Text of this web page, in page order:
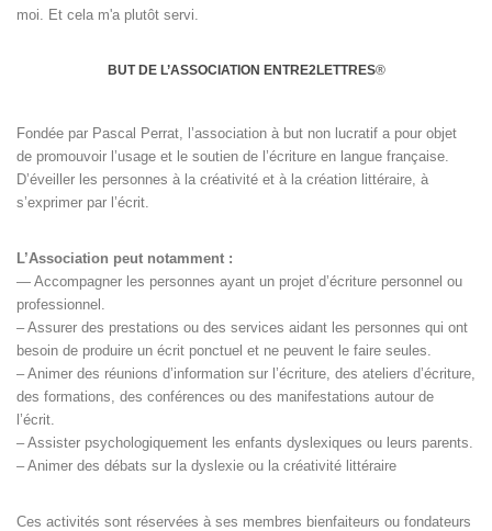
moi. Et cela m'a plutôt servi.
BUT DE L’ASSOCIATION ENTRE2LETTRES®
Fondée par Pascal Perrat, l’association à but non lucratif a pour objet
de promouvoir l’usage et le soutien de l’écriture en langue française.
D’éveiller les personnes à la créativité et à la création littéraire, à
s’exprimer par l’écrit.
L’Association peut notamment :
— Accompagner les personnes ayant un projet d’écriture personnel ou
professionnel.
– Assurer des prestations ou des services aidant les personnes qui ont
besoin de produire un écrit ponctuel et ne peuvent le faire seules.
– Animer des réunions d’information sur l’écriture, des ateliers d’écriture,
des formations, des conférences ou des manifestations autour de
l’écrit.
– Assister psychologiquement les enfants dyslexiques ou leurs parents.
– Animer des débats sur la dyslexie ou la créativité littéraire
Ces activités sont réservées à ses membres bienfaiteurs ou fondateurs